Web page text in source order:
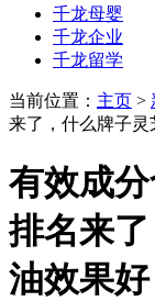
千龙母婴
千龙企业
千龙留学
当前位置： 主页 >
来了，什么牌子
有效成
排名来
油效果好